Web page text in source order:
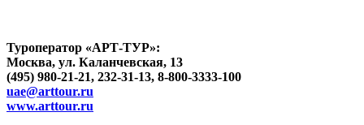
Туроператор «АРТ-ТУР»:
Москва, ул. Каланчевская, 13
(495) 980-21-21, 232-31-13, 8-800-3333-100
uae@arttour.ru
www.arttour.ru